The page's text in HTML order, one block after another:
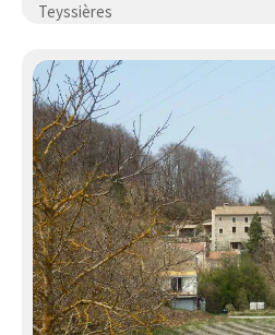
Teyssières